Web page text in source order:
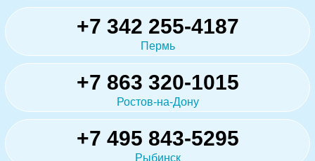
+7 342 255-4187
Пермь
+7 863 320-1015
Ростов-на-Дону
+7 495 843-5295
Рыбинск